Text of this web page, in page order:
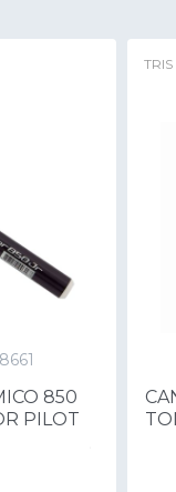
850
PILOT
TRIS